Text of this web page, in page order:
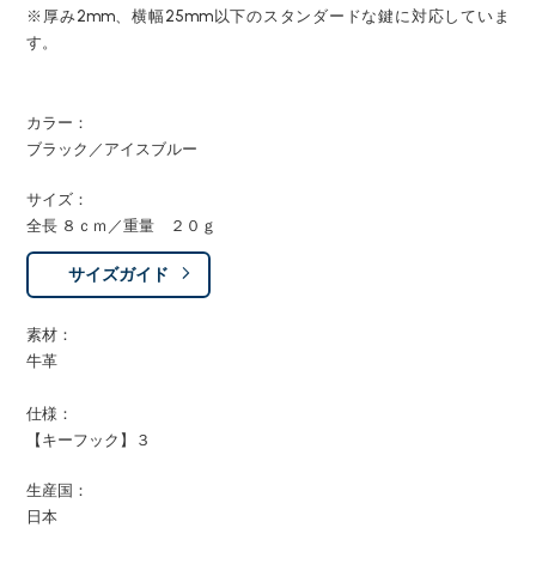
※厚み2mm、横幅25mm以下のスタンダードな鍵に対応していま
す。
カラー：
ブラック／アイスブルー
サイズ：
全長 ８ｃｍ／重量 ２０ｇ
サイズガイド
素材：
牛革
仕様：
【キーフック】３
生産国：
日本